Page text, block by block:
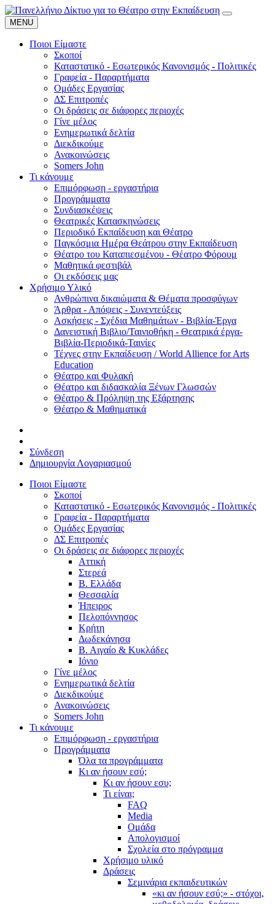
MENU
Ποιοι Είμαστε
Σκοποί
Καταστατικό - Εσωτερικός Κανονισμός - Πολιτικές
Γραφεία - Παραρτήματα
Ομάδες Εργασίας
ΔΣ Επιτροπές
Οι δράσεις σε διάφορες περιοχές
Γίνε μέλος
Ενημερωτικά δελτία
Διεκδικούμε
Ανακοινώσεις
Somers John
Τι κάνουμε
Επιμόρφωση - εργαστήρια
Προγράμματα
Συνδιασκέψεις
Θεατρικές Κατασκηνώσεις
Περιοδικό Εκπαίδευση και Θέατρο
Παγκόσμια Ημέρα Θεάτρου στην Εκπαίδευση
Θέατρο του Καταπιεσμένου - Θέατρο Φόρουμ
Μαθητικά φεστιβάλ
Οι εκδόσεις μας
Χρήσιμο Υλικό
Ανθρώπινα δικαιώματα & Θέματα προσφύγων
Άρθρα - Απόψεις - Συνεντεύξεις
Ασκήσεις - Σχέδια Μαθημάτων - Βιβλία-Έργα
Δανειστική Βιβλιο/Ταινιοθήκη - Θεατρικά έργα-
Βιβλία-Περιοδικά-Ταινίες
Τέχνες στην Εκπαίδευση / World Allience for Arts
Education
Θέατρο και Φυλακή
Θέατρο και διδασκαλία Ξένων Γλωσσών
Θέατρο & Πρόληψη της Εξάρτησης
Θέατρο & Μαθηματικά
Σύνδεση
Δημιουργία Λογαριασμού
Ποιοι Είμαστε
Σκοποί
Καταστατικό - Εσωτερικός Κανονισμός - Πολιτικές
Γραφεία - Παραρτήματα
Ομάδες Εργασίας
ΔΣ Επιτροπές
Οι δράσεις σε διάφορες περιοχές
Αττική
Στερεά
Β. Ελλάδα
Θεσσαλία
Ήπειρος
Πελοπόννησος
Κρήτη
Δωδεκάνησα
Β. Αιγαίο & Κυκλάδες
Ιόνιο
Γίνε μέλος
Ενημερωτικά δελτία
Διεκδικούμε
Ανακοινώσεις
Somers John
Τι κάνουμε
Επιμόρφωση - εργαστήρια
Προγράμματα
Όλα τα προγράμματα
Κι αν ήσουν εσύ;
Κι αν ήσουν εσυ;
Τι είναι;
FAQ
Media
Ομάδα
Απολογισμοί
Σχολεία στο πρόγραμμα
Χρήσιμο υλικό
Δράσεις
Σεμινάρια εκπαιδευτικών
«κι αν ήσουν εσύ;» - στόχοι,